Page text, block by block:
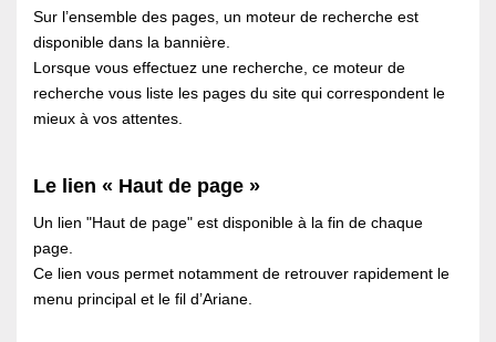
Sur l’ensemble des pages, un moteur de recherche est
disponible dans la bannière.
Lorsque vous effectuez une recherche, ce moteur de
recherche vous liste les pages du site qui correspondent le
mieux à vos attentes.
Le lien « Haut de page »
Un lien "Haut de page" est disponible à la fin de chaque
page.
Ce lien vous permet notamment de retrouver rapidement le
menu principal et le fil d’Ariane.